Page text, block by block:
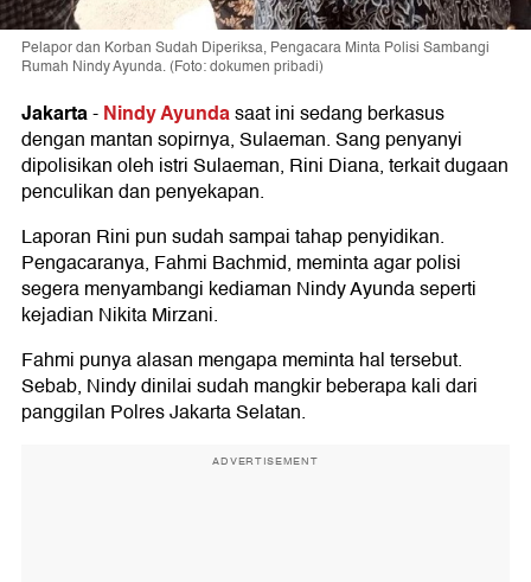
Pelapor dan Korban Sudah Diperiksa, Pengacara Minta Polisi Sambangi
Rumah Nindy Ayunda. (Foto: dokumen pribadi)
Jakarta-Nindy Ayundasaat ini sedang berkasus
dengan mantan sopirnya, Sulaeman. Sang penyanyi
dipolisikan oleh istri Sulaeman, Rini Diana, terkait dugaan
penculikan dan penyekapan.
Laporan Rini pun sudah sampai tahap penyidikan.
Pengacaranya, Fahmi Bachmid, meminta agar polisi
segera menyambangi kediaman Nindy Ayunda seperti
kejadian Nikita Mirzani.
Fahmi punya alasan mengapa meminta hal tersebut.
Sebab, Nindy dinilai sudah mangkir beberapa kali dari
panggilan Polres Jakarta Selatan.
ADVERTISEMENT